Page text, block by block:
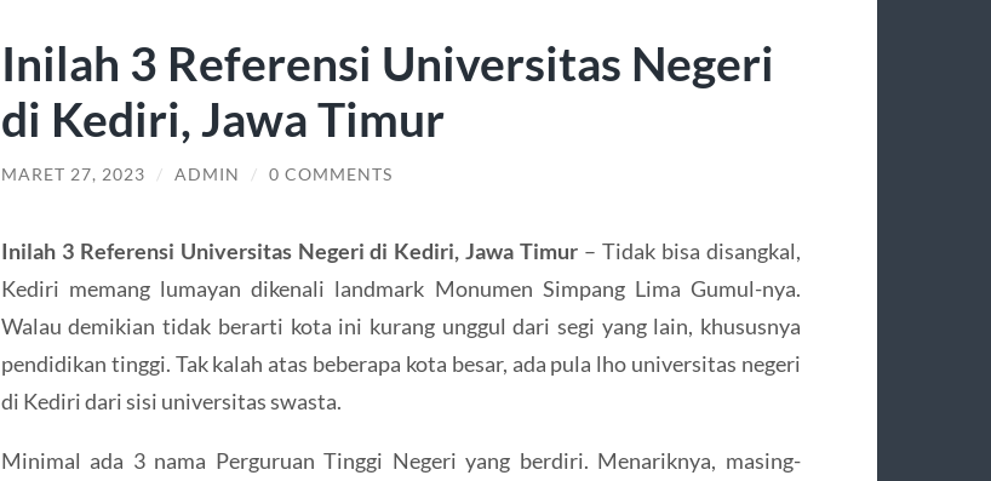
Inilah 3 Referensi Universitas Negeri
di Kediri, Jawa Timur
MARET 27, 2023 / ADMIN / 0 COMMENTS
Inilah 3 Referensi Universitas Negeri di Kediri, Jawa Timur – Tidak bisa disangkal,
Kediri memang lumayan dikenali landmark Monumen Simpang Lima Gumul-nya.
Walau demikian tidak berarti kota ini kurang unggul dari segi yang lain, khususnya
pendidikan tinggi. Tak kalah atas beberapa kota besar, ada pula lho universitas negeri
di Kediri dari sisi universitas swasta.
Minimal ada 3 nama Perguruan Tinggi Negeri yang berdiri. Menariknya, masing-